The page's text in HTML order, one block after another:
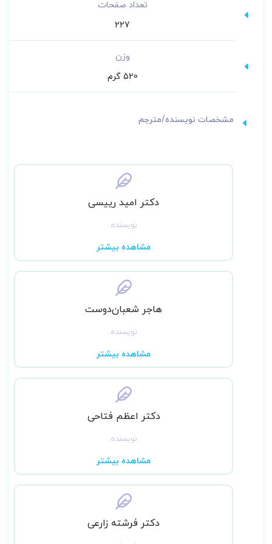
تعداد صفحات
227
وزن
520 گرم
مشخصات نویسنده/مترجم
دکتر امید رییسی
نویسنده
مشاهده بیشتر
هاجر شعبان‌دوست
نویسنده
مشاهده بیشتر
دکتر اعظم فتاحی
نویسنده
مشاهده بیشتر
دکتر فرشته زارعی